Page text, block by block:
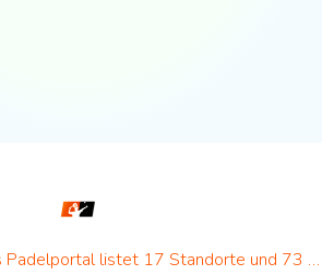
Padel in Rheine: neues Padelportal listet 17 Standorte und 73 Padel-Courts in Rheine und Umgebung